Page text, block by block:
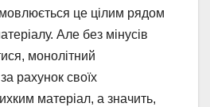
це цілим рядом
Але без мінусів
монолітний
рахунок своїх
матеріал, а значить,